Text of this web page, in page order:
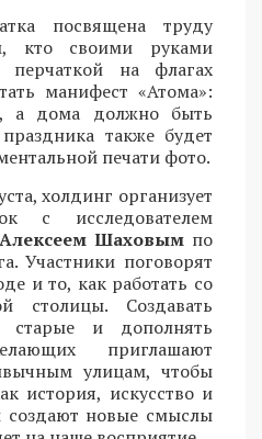
посвящена труду
кто своими руками
перчаткой на флагах
манифест «Атома»:
а дома должно быть
также будет
печати фото.
холдинг организует
с исследователем
Алексеем Шаховым по
Участники поговорят
и то, как работать со
столицы. Создавать
старые и дополнять
приглашают
улицам, чтобы
история, искусство и
создают новые смыслы